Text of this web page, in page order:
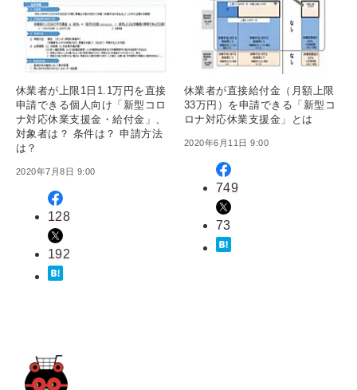
休業者が上限1日1.1万円を直接
申請できる個人向け「新型コロ
ナ対応休業支援金・給付金」、
対象者は？ 条件は？ 申請方法
は？
2020年7月8日 9:00
128
192
休業者が直接給付金（月額上限
33万円）を申請できる「新型コ
ロナ対応休業支援金」とは
2020年6月11日 9:00
749
73